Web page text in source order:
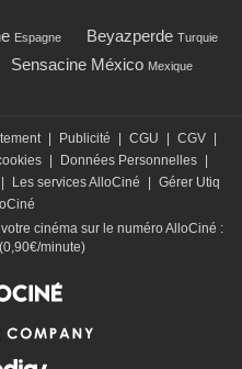
Espagne Beyazperde Turquie
Sensacine México Mexique
Publicité CGU CGV
Données Personnelles
Les services AlloCiné
Gérer Utiq
cinéma sur le numéro AlloCiné :
minute)